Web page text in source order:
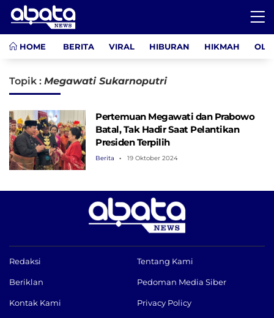
HOME BERITA VIRAL HIBURAN HIKMAH
Topik : Megawati Sukarnoputri
Pertemuan Megawati dan Prabowo
Batal, Tak Hadir Saat Pelantikan
Presiden Terpilih
Berita 19 Oktober 2024
Redaksi Tentang Kami
Beriklan Pedoman Media Siber
Kontak Kami Privacy Policy